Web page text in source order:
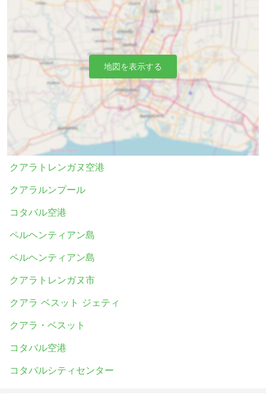
クアラトレンガヌ空港
クアラルンプール
コタバル空港
ペルヘンティアン島
ペルヘンティアン島
クアラトレンガヌ市
クアラ ベスット ジェティ
クアラ・ベスット
コタバル空港
コタバルシティセンター
地図を表示する